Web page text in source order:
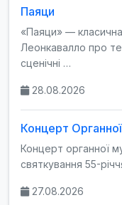
Паяци
«Паяци» —
Леонкавалло про
сценічні …
28.08.2026
Концерт
Концерт органної
святкування 55-
27.08.2026